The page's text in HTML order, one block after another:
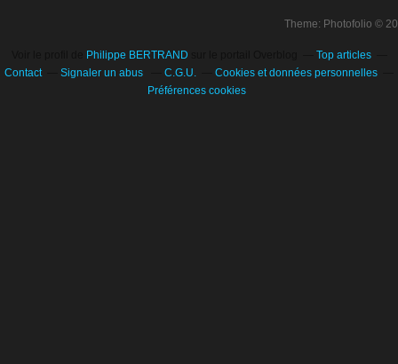
Theme: Photofolio ©
Philippe BERTRAND
Top articles
Contact
Signaler un abus C.G.U.
Cookies et données personnelles
Préférences cookies